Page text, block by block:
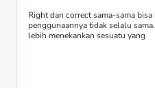
Right dan correct sama-sama bisa
penggunaannya tidak selalu
lebih menekankan sesuatu yang